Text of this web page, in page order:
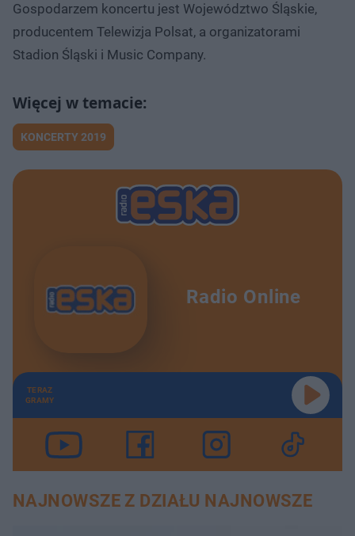
Gospodarzem koncertu jest Województwo Śląskie,
producentem Telewizja Polsat, a organizatorami
Stadion Śląski i Music Company.
KONCERTY 2019
Radio Online
TERAZ
GRAMY
NAJNOWSZE Z DZIAŁU NAJNOWSZE